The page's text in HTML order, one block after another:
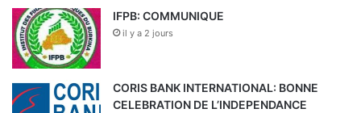
IFPB: COMMUNIQUE
il y a 2 jours
CORIS BANK INTERNATIONAL: BONNE
CELEBRATION DE L’INDEPENDANCE